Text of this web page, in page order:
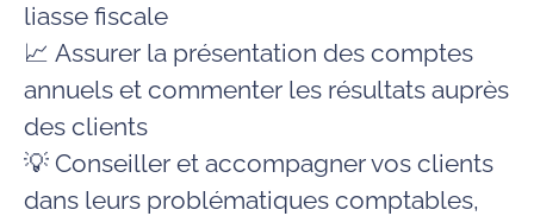
liasse fiscale
📈 Assurer la présentation des comptes
annuels et commenter les résultats auprès
des clients
💡 Conseiller et accompagner vos clients
dans leurs problématiques comptables,